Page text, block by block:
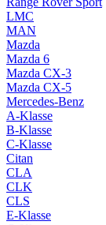
LMC
MAN
Mazda
Mazda 6
Mazda CX-3
Mazda CX-5
Mercedes-Benz
A-Klasse
B-Klasse
C-Klasse
Citan
CLA
CLK
CLS
E-Klasse